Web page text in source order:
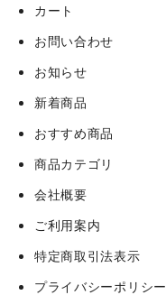
カート
お問い合わせ
お知らせ
新着商品
おすすめ商品
商品カテゴリ
会社概要
ご利用案内
特定商取引法表示
プライバシーポリシー